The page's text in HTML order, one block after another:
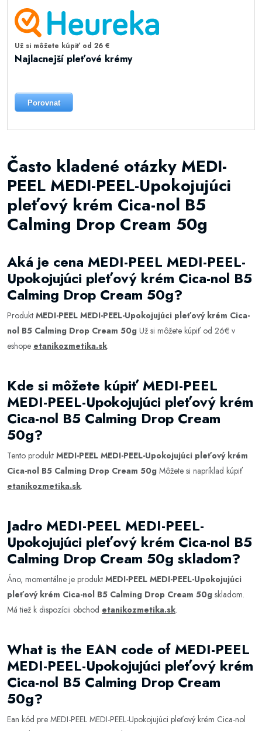
Už si môžete kúpiť od 26 €
Najlacnejší pleťové krémy
Porovnat
Často kladené otázky MEDI-
PEEL MEDI-PEEL-Upokojujúci
pleťový krém Cica-nol B5
Calming Drop Cream 50g
Aká je cena MEDI-PEEL MEDI-PEEL-
Upokojujúci pleťový krém Cica-nol B5
Calming Drop Cream 50g?
Produkt MEDI-PEEL MEDI-PEEL-Upokojujúci pleťový krém Cica-
nol B5 Calming Drop Cream 50g Už si môžete kúpiť od 26€ v
eshope etanikozmetika.sk.
Kde si môžete kúpiť MEDI-PEEL
MEDI-PEEL-Upokojujúci pleťový krém
Cica-nol B5 Calming Drop Cream
50g?
Tento produkt MEDI-PEEL MEDI-PEEL-Upokojujúci pleťový krém
Cica-nol B5 Calming Drop Cream 50g Môžete si napríklad kúpiť
etanikozmetika.sk.
Jadro MEDI-PEEL MEDI-PEEL-
Upokojujúci pleťový krém Cica-nol B5
Calming Drop Cream 50g skladom?
Áno, momentálne je produkt MEDI-PEEL MEDI-PEEL-Upokojujúci
pleťový krém Cica-nol B5 Calming Drop Cream 50g skladom.
Má tiež k dispozícii obchod etanikozmetika.sk.
What is the EAN code of MEDI-PEEL
MEDI-PEEL-Upokojujúci pleťový krém
Cica-nol B5 Calming Drop Cream
50g?
Ean kód pre MEDI-PEEL MEDI-PEEL-Upokojujúci pleťový krém Cica-nol